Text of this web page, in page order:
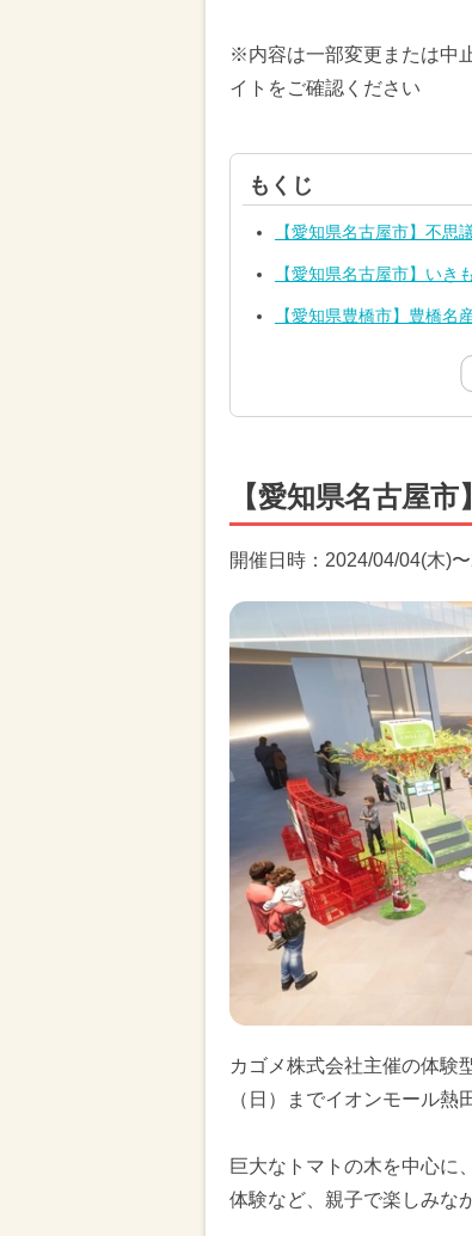
※内容は一部変更または中
イトをご確認ください
もくじ
【愛知県名古屋市】不思
【愛知県名古屋市】いき
【愛知県豊橋市】豊橋名
【愛知県名古屋
開催日時：2024/04/04(木)
カゴメ株式会社主催の体験
（日）までイオンモール熱
巨大なトマトの木を中心に
体験など、親子で楽しみな